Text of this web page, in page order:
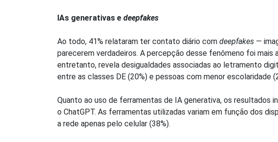
IAs generativas e deepfakes
Ao todo, 41% relataram ter contato diário com deepfakes —
parecerem verdadeiros. A percepção desse fenômeno foi mais
entretanto, revela desigualdades associadas ao letramento
entre as classes DE (20%) e pessoas com menor escolaridade
Quanto ao uso de ferramentas de IA generativa, os resultados
o ChatGPT. As ferramentas utilizadas variam em função dos
a rede apenas pelo celular (38%).